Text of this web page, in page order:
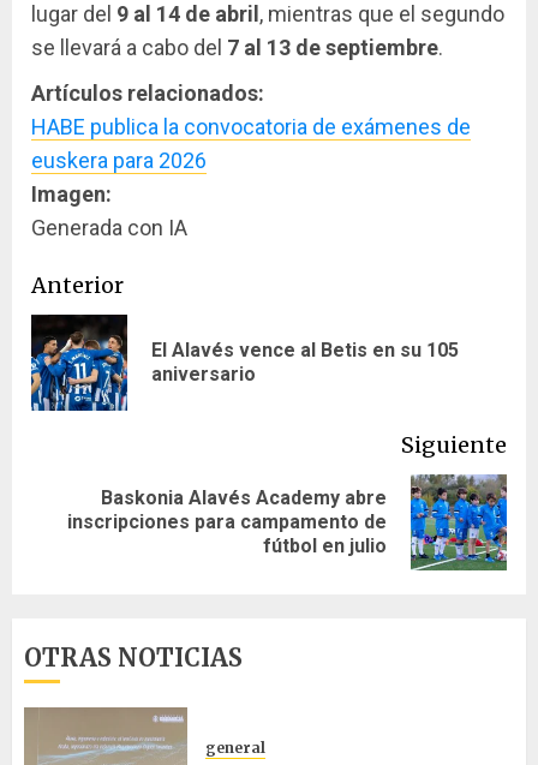
lugar del 9 al 14 de abril , mientras que el segundo
se llevará a cabo del 7 al 13 de septiembre.
Artículos relacionados:
HABE publica la convocatoria de exámenes de
euskera para 2026
Imagen:
Generada con IA
Navegación
de
entradas
Anterior
El Alavés vence al Betis en su 105
aniversario
Siguiente
Siguiente
Baskonia Alavés Academy abre
inscripciones para campamento de
fútbol en julio
OTRAS NOTICIAS
general